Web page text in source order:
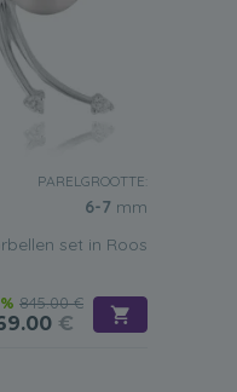
PARELGROOTTE:
6-7 mm
set in Roos
845.00 €
€